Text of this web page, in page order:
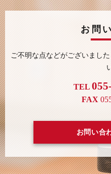
お問
ご不明な点などがございました
TEL
FAX
お問い合